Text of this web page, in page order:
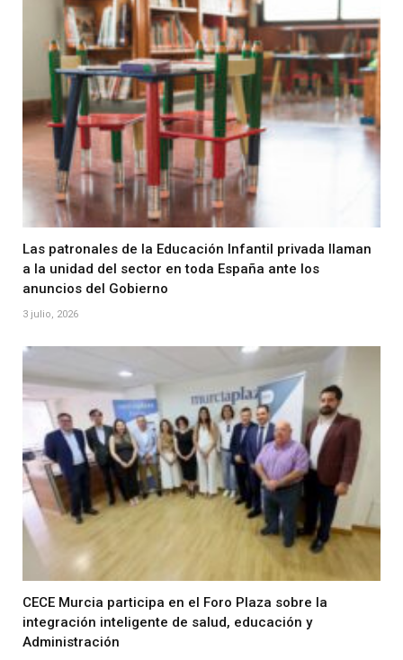
Las patronales de la Educación Infantil privada llaman
a la unidad del sector en toda España ante los
anuncios del Gobierno
3 julio, 2026
CECE Murcia participa en el Foro Plaza sobre la
integración inteligente de salud, educación y
Administración